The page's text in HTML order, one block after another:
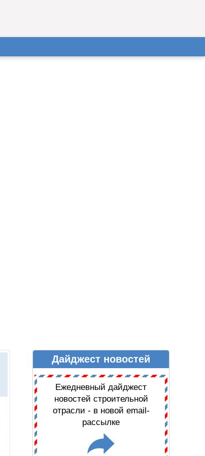
ДАЙДЖЕСТ НОВОСТЕЙДайджест новостей
Ежедневный дайджест
новостей строительной
отрасли - в новой email-
рассылке